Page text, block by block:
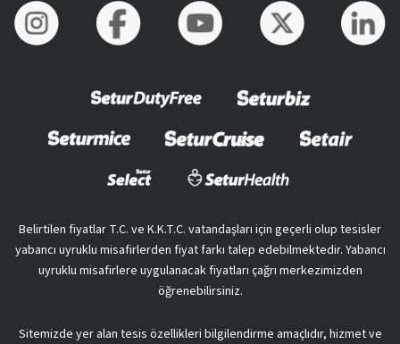
Belirtilen fiyatlar T.C. ve K.K.T.C. vatandaşları için geçerli olup tesisler
yabancı uyruklu misafirlerden fiyat farkı talep edebilmektedir. Yabancı
uyruklu misafirlere uygulanacak fiyatları çağrı merkezimizden
öğrenebilirsiniz.
Sitemizde yer alan tesis özellikleri bilgilendirme amaçlıdır, hizmet ve